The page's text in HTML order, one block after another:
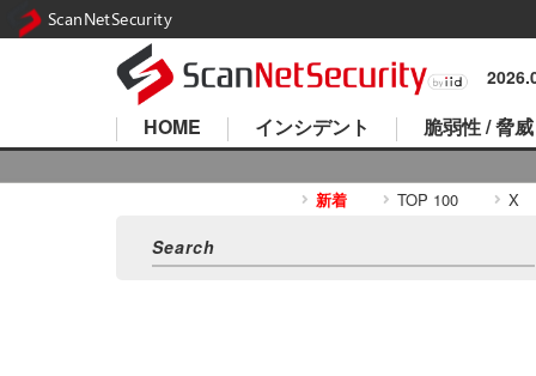
HOME インシデント 脆弱性 / 脅威
新着 TOP 100 X
ScanNetSecurity